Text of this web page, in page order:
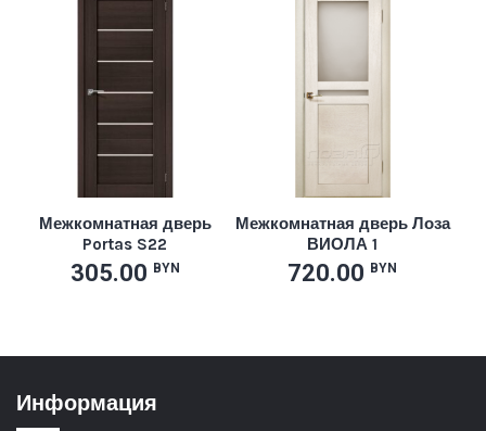
Межкомнатная дверь
Portas S22
305.00 BYN
Межкомнатная дверь Лоза
ВИОЛА 1
720.00 BYN
Информация